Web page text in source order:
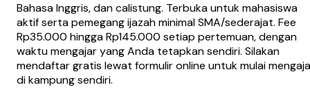
Bahasa Inggris, dan calistung. Terbuka untuk mahasiswa
aktif serta pemegang ijazah minimal SMA/sederajat. Fee
Rp35.000 hingga Rp145.000 setiap pertemuan, dengan
waktu mengajar yang Anda tetapkan sendiri. Silakan
mendaftar gratis lewat formulir online untuk mulai
di kampung sendiri.